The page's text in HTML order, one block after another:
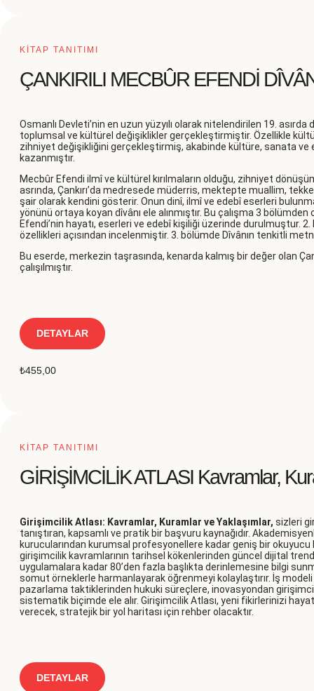
KİTAP TANITIMI
ÇANKIRILI MECBÛR EFENDİ
Osmanlı Devleti’nin en uzun yüzyılı olarak nitelendirilen 19.
toplumsal ve kültürel değişiklikler gerçekleştirmiştir. Özellikle
zihniyet değişikliğini gerçekleştirmiş, akabinde kültüre, sanata ve
kazanmıştır.
Mecbûr Efendi ilmî ve kültürel kırılmaların olduğu, zihniyet
asrında, Çankırı’da medresede müderris, mektepte muallim,
şair olarak kendini gösterir. Onun dinî, ilmî ve edebî eserleri
yönünü ortaya koyan dîvânı ele alınmıştır. Bu çalışma 3
Efendi’nin hayatı, eserleri ve edebî kişiliği üzerinde durulmuştur.
özellikleri açısından incelenmiştir. 3. bölümde Dîvânın tenkitli
Bu eserde, merkezin taşrasında, kenarda kalmış bir değer olan
çalışılmıştır.
DETAYLAR
₺455,00
KİTAP TANITIMI
GİRİŞİMCİLİK ATLASI Kavramlar,
Girişimcilik Atlası: Kavramlar, Kuramlar ve Yaklaşımlar, sizleri
tanıştıran, kapsamlı ve pratik bir başvuru kaynağıdır.
kurucularından kurumsal profesyonellere kadar geniş bir
girişimcilik kavramlarının tarihsel kökenlerinden güncel dijital
uygulamalara kadar 80’den fazla başlıkta derinlemesine bilgi
somut örneklerle harmanlayarak öğrenmeyi kolaylaştırır. İş
pazarlama taktiklerinden hukuki süreçlere, inovasyondan
sistematik biçimde ele alır. Girişimcilik Atlası, yeni fikirlerinizi
verecek, stratejik bir yol haritası için rehber olacaktır.
DETAYLAR